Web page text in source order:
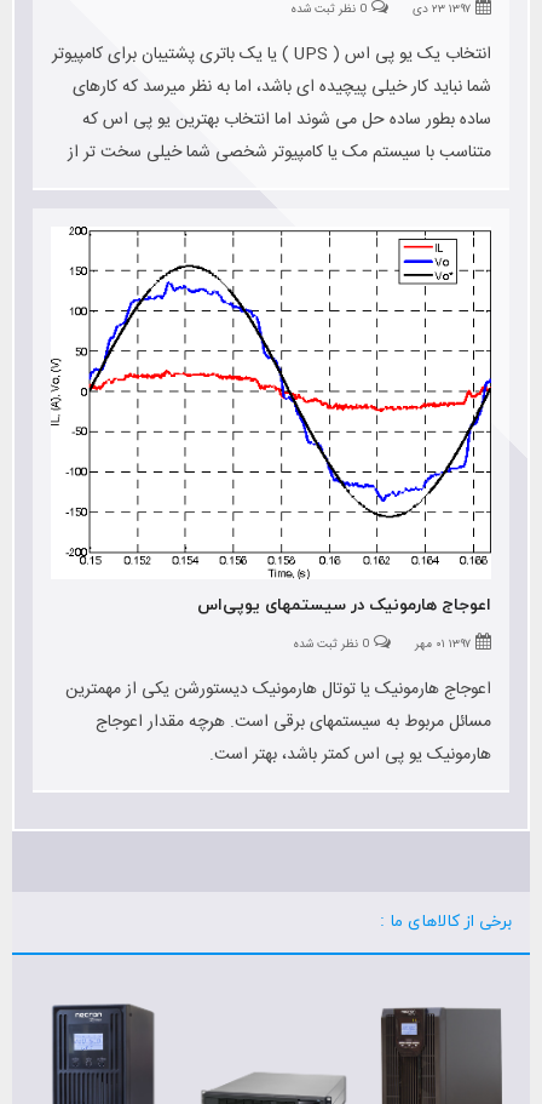
۱۳۹۷ ۲۳ دی 0 نظر ثبت شده
انتخاب یک یو پی اس ( UPS ) یا یک باتری پشتیبان برای کامپیوتر
شما نباید کار خیلی پیچیده ای باشد، اما به نظر میرسد که کارهای
ساده بطور ساده حل می شوند اما انتخاب بهترین یو پی اس که
متناسب با سیستم مک یا کامپیوتر شخصی شما خیلی سخت تر از
اعوجاج هارمونیک در سیستمهای یوپی‌اس
۱۳۹۷ ۰۱ مهر 0 نظر ثبت شده
اعوجاج هارمونیک یا توتال هارمونیک دیستورشن یکی از مهمترین
مسائل مربوط به سیستمهای برقی است. هرچه مقدار اعوجاج
هارمونیک یو پی‌ اس کمتر باشد، بهتر است.
برخی از کالاهای ما :